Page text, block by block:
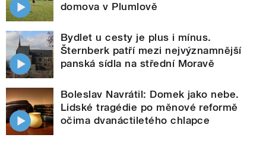
domova v Plumlově
Bydlet u cesty je plus i mínus.
Šternberk patří mezi nejvýznamnější
panská sídla na střední Moravě
Boleslav Navrátil: Domek jako nebe.
Lidské tragédie po měnové reformě
očima dvanáctiletého chlapce